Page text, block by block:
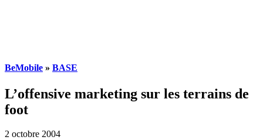
BeMobile » BASE
L’offensive marketing sur les terrains de
foot
2 octobre 2004